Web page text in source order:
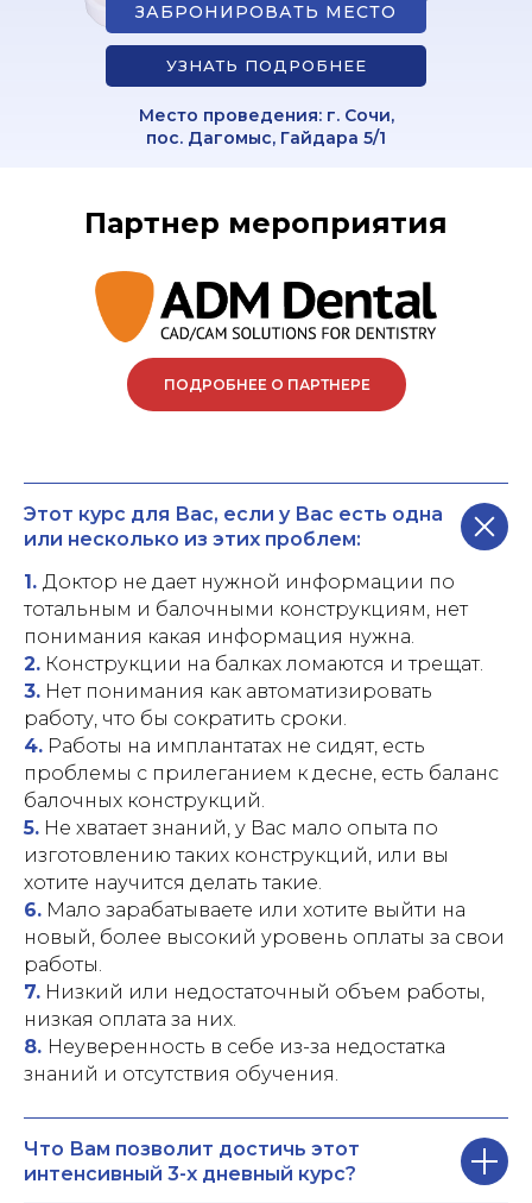
ЗАБРОНИРОВАТЬ МЕСТО
Место проведения: г. Сочи,
пос. Дагомыс, Гайдара 5/1
УЗНАТЬ ПОДРОБНЕЕ
Партнер мероприятия
ПОДРОБНЕЕ О ПАРТНЕРЕ
Этот курс для Вас, если у Вас есть одна
или несколько из этих проблем:
1. Доктор не дает нужной информации по
тотальным и балочными конструкциям, нет
понимания какая информация нужна.
2. Конструкции на балках ломаются и трещат.
3. Нет понимания как автоматизировать
работу, что бы сократить сроки.
4. Работы на имплантатах не сидят, есть
проблемы с прилеганием к десне, есть баланс
балочных конструкций.
5. Не хватает знаний, у Вас мало опыта по
изготовлению таких конструкций, или вы
хотите научится делать такие.
6. Мало зарабатываете или хотите выйти на
новый, более высокий уровень оплаты за свои
работы.
7. Низкий или недостаточный объем работы,
низкая оплата за них.
8. Неуверенность в себе из-за недостатка
знаний и отсутствия обучения.
Что Вам позволит достичь этот
интенсивный 3-х дневный курс?